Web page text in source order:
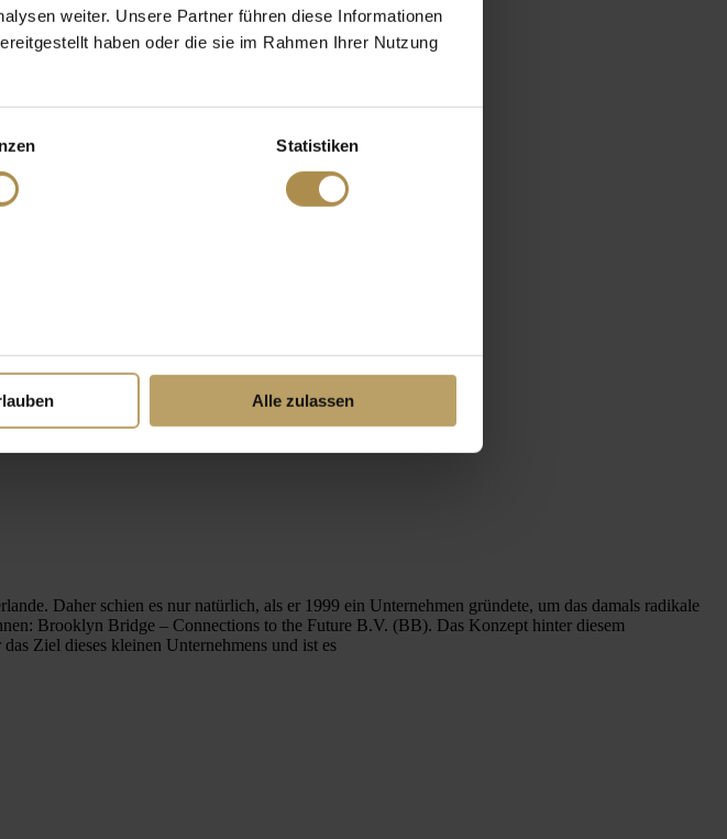
weiter. Unsere Partner führen diese Informationen
haben oder die sie im Rahmen Ihrer Nutzung
Statistiken
Alle zulassen
Daher schien es nur natürlich, als er 1999 ein Unternehmen gründete, um das damals radikale
Brooklyn Bridge – Connections to the Future B.V. (BB). Das Konzept hinter diesem
Ziel dieses kleinen Unternehmens und ist es